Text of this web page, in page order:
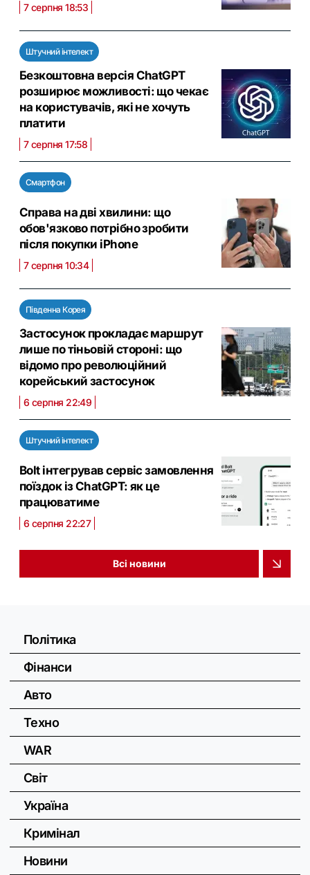
7 серпня 18:53
Штучний інтелект
Безкоштовна версія ChatGPT
розширює можливості: що чекає
на користувачів, які не хочуть
платити
7 серпня 17:58
Смартфон
Справа на дві хвилини: що
обов'язково потрібно зробити
після покупки iPhone
7 серпня 10:34
Південна Корея
Застосунок прокладає маршрут
лише по тіньовій стороні: що
відомо про революційний
корейський застосунок
6 серпня 22:49
Штучний інтелект
Bolt інтегрував сервіс замовлення
поїздок із ChatGPT: як це
працюватиме
6 серпня 22:27
Всі новини
Політика
Фінанси
Авто
Техно
WAR
Світ
Україна
Кримінал
Новини